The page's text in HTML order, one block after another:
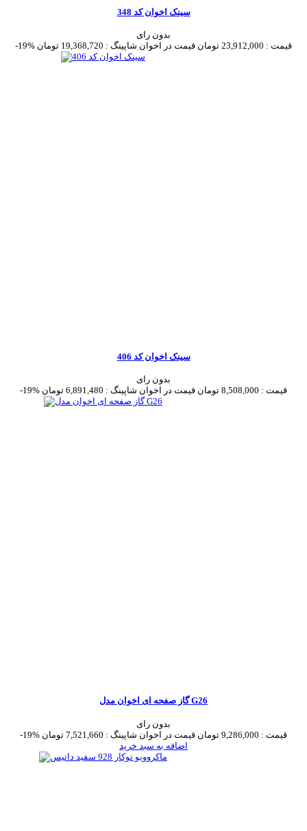
سینک اخوان کد 348
بدون رای
-19%
قیمت : 23,912,000 تومان قیمت در اخوان شاپینگ : 19,368,720 تومان
سینک اخوان کد 406
بدون رای
-19%
قیمت : 8,508,000 تومان قیمت در اخوان شاپینگ : 6,891,480 تومان
گاز صفحه ای اخوان مدل G26
بدون رای
-19%
قیمت : 9,286,000 تومان قیمت در اخوان شاپینگ : 7,521,660 تومان
اضافه به سبد خرید